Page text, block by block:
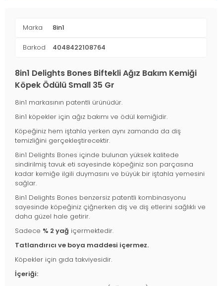
Marka 8in1
Barkod 4048422108764
8in1 Delights Bones Biftekli Ağız Bakım Kemiği
Köpek Ödülü Small 35 Gr
8in1 markasının patentli ürünüdür.
8in1 köpekler için ağız bakımı ve ödül kemiğidir.
Köpeğiniz hem iştahla yerken aynı zamanda da diş
temizliğini gerçekleştirecektir.
8in1 Delights Bones içinde bulunan yüksek kalitede
sindirilmiş tavuk eti sayesinde köpeğiniz son parçasına
kadar kemiğe ilgili duymasını ve büyük bir iştahla yemesini
sağlar.
8in1 Delights Bones benzersiz patentli kombinasyonu
sayesinde köpeğiniz çiğnerken diş ve diş etlerini sağlıklı ve
daha güzel hale getirir.
Sadece % 2 yağ içermektedir.
Tatlandırıcı ve boya maddesi içermez.
Köpekler için gıda takviyesidir.
İçeriği: